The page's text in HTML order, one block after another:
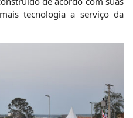
tecnologia a serviço da